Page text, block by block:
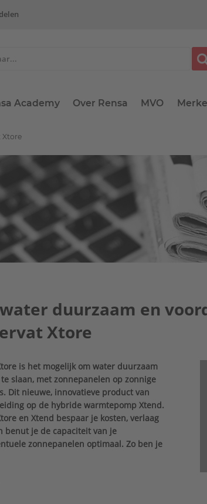
Academy Over Rensa MVO
Xtore
duurzaam en
Xtore
is het mogelijk om water duurzaam
slaan, met zonnepanelen op zonnige
Dit nieuwe, innovatieve product van
op de hybride warmtepomp Xtend.
en Xtend bespaar je kosten, verlaag
benut je de capaciteit van je
zonnepanelen optimaal. Zo ben je